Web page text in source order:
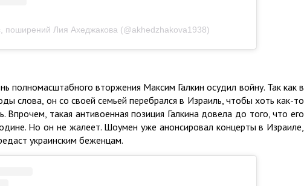
поширений Лия Ахеджакова (@akhedzhakova1938)
полномасштабного вторжения Максим Галкин осудил войну. Так как в
слова, он со своей семьей перебрался в Израиль, чтобы хоть как-то
Впрочем, такая антивоенная позиция Галкина довела до того, что его
Но он не жалеет. Шоумен уже анонсировал концерты в Израиле,
украинским беженцам.